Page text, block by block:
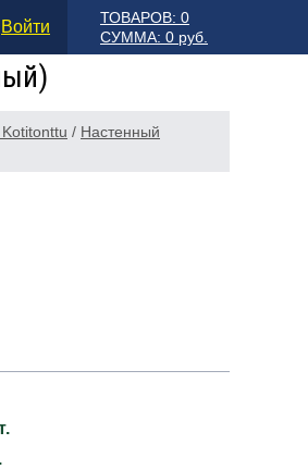
ТОВАРОВ: 0
СУММА: 0 руб.
Войти
/ Настенный